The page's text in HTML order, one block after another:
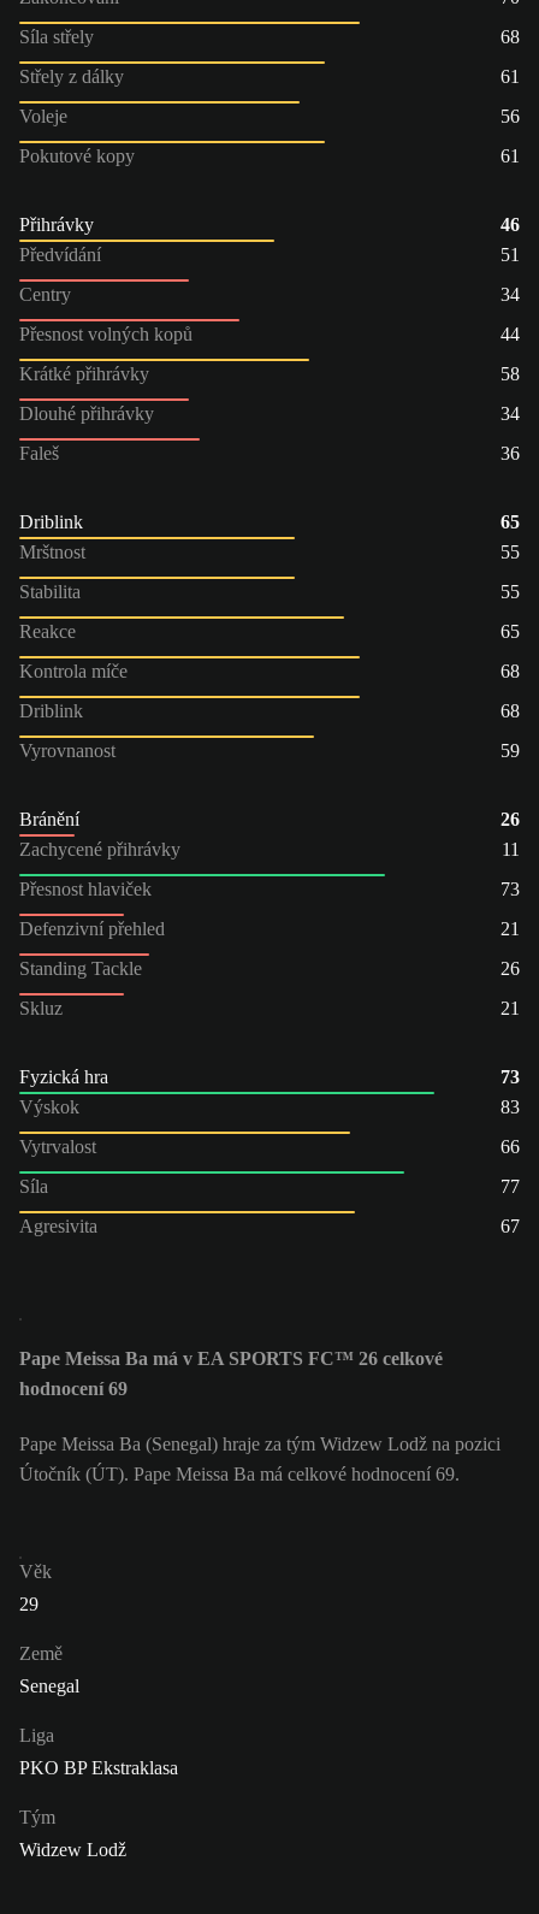
Síla střely
68
Střely z dálky
61
Voleje
56
Pokutové kopy
61
Přihrávky
46
Předvídání
51
Centry
34
Přesnost volných kopů
44
Krátké přihrávky
58
Dlouhé přihrávky
34
Faleš
36
Driblink
65
Mrštnost
55
Stabilita
55
Reakce
65
Kontrola míče
68
Driblink
68
Vyrovnanost
59
Bránění
26
Zachycené přihrávky
11
Přesnost hlaviček
73
Defenzivní přehled
21
Standing Tackle
26
Skluz
21
Fyzická hra
73
Výskok
83
Vytrvalost
66
Síla
77
Agresivita
67
Pape Meissa Ba má v EA SPORTS FC™ 26 celkové
hodnocení 69
Pape Meissa Ba (Senegal) hraje za tým Widzew Lodž na pozici
Útočník (ÚT). Pape Meissa Ba má celkové hodnocení 69.
Věk
29
Země
Senegal
Liga
PKO BP Ekstraklasa
Tým
Widzew Lodž